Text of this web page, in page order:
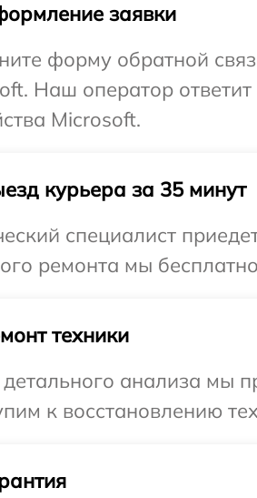
заявки
форму обратной
Наш оператор
Microsoft.
курьера за 35 минут
специалист
ремонта мы
техники
анализа мы
к восстановлению